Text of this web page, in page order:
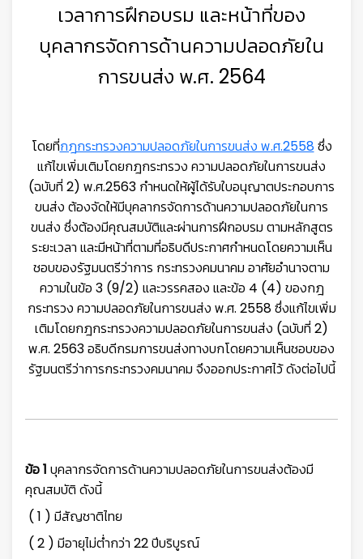
เวลาการฝึกอบรม และหน้าที่ของ
บุคลากรจัดการด้านความปลอดภัยใน
การขนส่ง พ.ศ. 2564
โดยที่กฎกระทรวงความปลอดภัยในการขนส่ง พ.ศ.2558ซึ่ง
แก้ไขเพิ่มเติมโดยกฎกระทรวง ความปลอดภัยในการขนส่ง
(ฉบับที่ 2) พ.ศ.2563 กำหนดให้ผู้ได้รับใบอนุญาตประกอบการ
ขนส่ง ต้องจัดให้มีบุคลากรจัดการด้านความปลอดภัยในการ
ขนส่ง ซึ่งต้องมีคุณสมบัติและผ่านการฝึกอบรม ตามหลักสูตร
ระยะเวลา และมีหน้าที่ตามที่อธิบดีประกาศกำหนดโดยความเห็น
ชอบของรัฐมนตรีว่าการ กระทรวงคมนาคม อาศัยอำนาจตาม
ความในข้อ 3 (9/2) และวรรคสอง และข้อ 4 (4) ของกฎ
กระทรวง ความปลอดภัยในการขนส่ง พ.ศ. 2558 ซึ่งแก้ไขเพิ่ม
เติมโดยกฎกระทรวงความปลอดภัยในการขนส่ง (ฉบับที่ 2)
พ.ศ. 2563 อธิบดีกรมการขนส่งทางบกโดยความเห็นชอบของ
รัฐมนตรีว่าการกระทรวงคมนาคม จึงออกประกาศไว้ ดังต่อไปนี้
ข้อ 1 บุคลากรจัดการด้านความปลอดภัยในการขนส่งต้องมี
คุณสมบัติ ดังนี้
( 1 ) มีสัญชาติไทย
( 2 ) มีอายุไม่ต่ำกว่า 22 ปีบริบูรณ์